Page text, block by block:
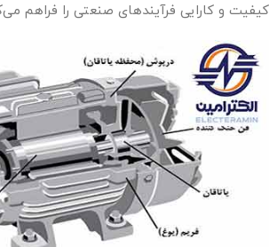
کیفیت و کارایی فرآیندهای صنعتی را فراهم